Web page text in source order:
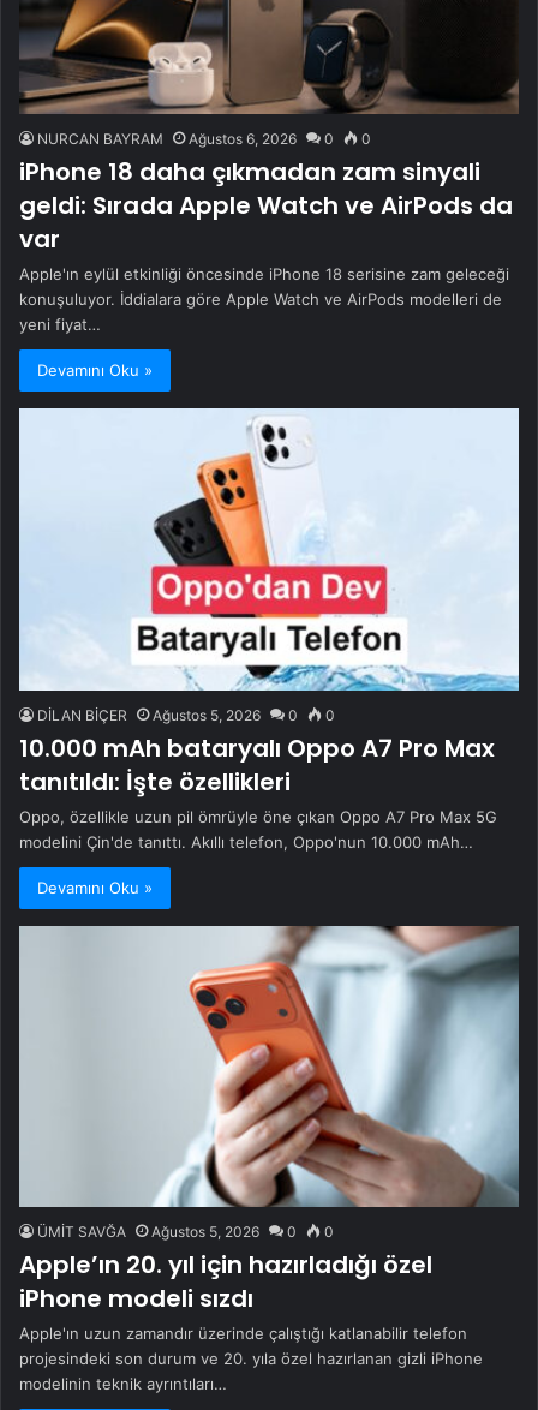
NURCAN BAYRAM Ağustos 6, 2026 0 0
iPhone 18 daha çıkmadan zam sinyali
geldi: Sırada Apple Watch ve AirPods da
var
Apple'ın eylül etkinliği öncesinde iPhone 18 serisine zam geleceği
konuşuluyor. İddialara göre Apple Watch ve AirPods modelleri de
yeni fiyat…
Devamını Oku »
DİLAN BİÇER Ağustos 5, 2026 0 0
10.000 mAh bataryalı Oppo A7 Pro Max
tanıtıldı: İşte özellikleri
Oppo, özellikle uzun pil ömrüyle öne çıkan Oppo A7 Pro Max 5G
modelini Çin'de tanıttı. Akıllı telefon, Oppo'nun 10.000 mAh…
Devamını Oku »
ÜMİT SAVĞA Ağustos 5, 2026 0 0
Apple’ın 20. yıl için hazırladığı özel
iPhone modeli sızdı
Apple'ın uzun zamandır üzerinde çalıştığı katlanabilir telefon
projesindeki son durum ve 20. yıla özel hazırlanan gizli iPhone
modelinin teknik ayrıntıları…